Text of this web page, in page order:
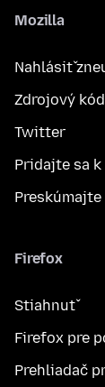
Mozilla
Nahlásiť
Zdrojový kód
Twitter
Pridajte sa
Firefox
Stiahnuť
Firefox pre
Prehliadač